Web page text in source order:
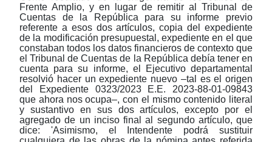
Frente Amplio, y en lugar de remitir al Tribunal de
Cuentas de la República para su informe previo
referente a esos dos artículos, copia del expediente
de la modificación presupuestal, expediente en el que
constaban todos los datos financieros de contexto que
el Tribunal de Cuentas de la República debía tener en
cuenta para su informe, el Ejecutivo departamental
resolvió hacer un expediente nuevo ‒tal es el origen
del Expediente 0323/2023 E.E. 2023-88-01-09843
que ahora nos ocupa‒, con el mismo contenido literal
y sustantivo en sus dos artículos, excepto por el
agregado de un inciso final al segundo artículo, que
dice: 'Asimismo, el Intendente podrá sustituir